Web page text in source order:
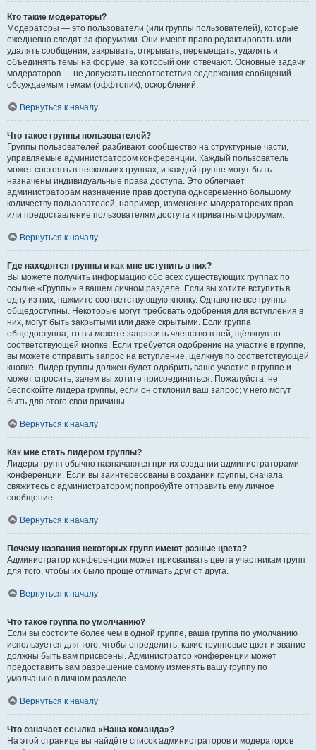
Кто такие модераторы?
Модераторы — это пользователи (или группы пользователей), которые
ежедневно следят за форумами. Они имеют право редактировать или
удалять сообщения, закрывать, открывать, перемещать, удалять и
объединять темы на форуме, за который они отвечают. Основные задачи
модераторов — не допускать несоответствия содержания сообщений
обсуждаемым темам (оффтопик), оскорблений.
Вернуться к началу
Что такое группы пользователей?
Группы пользователей разбивают сообщество на структурные части,
управляемые администратором конференции. Каждый пользователь
может состоять в нескольких группах, и каждой группе могут быть
назначены индивидуальные права доступа. Это облегчает
администраторам назначение прав доступа одновременно большому
количеству пользователей, например, изменение модераторских прав
или предоставление пользователям доступа к приватным форумам.
Вернуться к началу
Где находятся группы и как мне вступить в них?
Вы можете получить информацию обо всех существующих группах по
ссылке «Группы» в вашем личном разделе. Если вы хотите вступить в
одну из них, нажмите соответствующую кнопку. Однако не все группы
общедоступны. Некоторые могут требовать одобрения для вступления в
них, могут быть закрытыми или даже скрытыми. Если группа
общедоступна, то вы можете запросить членство в ней, щёлкнув по
соответствующей кнопке. Если требуется одобрение на участие в группе,
вы можете отправить запрос на вступление, щёлкнув по соответствующей
кнопке. Лидер группы должен будет одобрить ваше участие в группе и
может спросить, зачем вы хотите присоединиться. Пожалуйста, не
беспокойте лидера группы, если он отклонил ваш запрос; у него могут
быть для этого свои причины.
Вернуться к началу
Как мне стать лидером группы?
Лидеры групп обычно назначаются при их создании администраторами
конференции. Если вы заинтересованы в создании группы, сначала
свяжитесь с администратором; попробуйте отправить ему личное
сообщение.
Вернуться к началу
Почему названия некоторых групп имеют разные цвета?
Администратор конференции может присваивать цвета участникам групп
для того, чтобы их было проще отличать друг от друга.
Вернуться к началу
Что такое группа по умолчанию?
Если вы состоите более чем в одной группе, ваша группа по умолчанию
используется для того, чтобы определить, какие групповые цвет и звание
должны быть вам присвоены. Администратор конференции может
предоставить вам разрешение самому изменять вашу группу по
умолчанию в личном разделе.
Вернуться к началу
Что означает ссылка «Наша команда»?
На этой странице вы найдёте список администраторов и модераторов